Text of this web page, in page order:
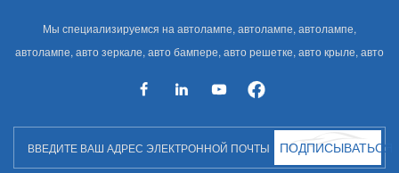
Мы специализируемся на автолампе, автолампе, автолампе,
автолампе, авто зеркале, авто бампере, авто решетке, авто крыле, авто
автозапчастей для Audi, VW, Benz, BMW
ПОДПИСЫВАТЬСЯ